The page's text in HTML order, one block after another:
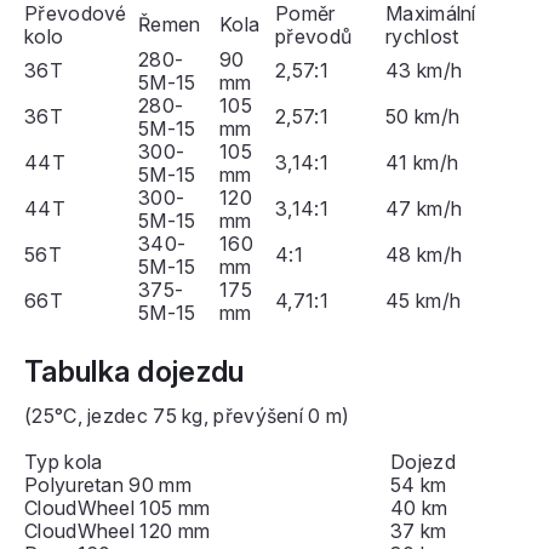
Převodové
kolo
Řemen Kola
Poměr
převodů
Maximální
rychlost
36T
280-
5M-15
90
mm
2,57:1
43 km/h
36T
280-
5M-15
105
mm
2,57:1
50 km/h
44T
300-
5M-15
105
mm
3,14:1
41 km/h
44T
300-
5M-15
120
mm
3,14:1
47 km/h
56T
340-
5M-15
160
mm
4:1
48 km/h
66T
375-
5M-15
175
mm
4,71:1 45 km/h
Tabulka dojezdu
(25°C, jezdec 75 kg, převýšení 0 m)
Typ kola
Dojezd
Polyuretan 90 mm
54 km
CloudWheel 105 mm
40 km
CloudWheel 120 mm
37 km